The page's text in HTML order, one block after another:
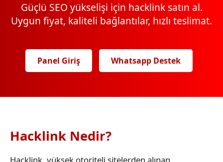
Güçlü SEO yükselişi için hacklink satın al.
Uygun fiyat, kaliteli bağlantılar, hızlı teslimat.
Panel Giriş Whatsapp Destek
Hacklink Nedir?